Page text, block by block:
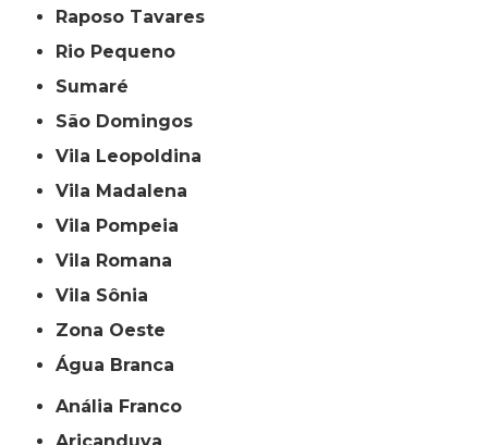
Raposo Tavares
Rio Pequeno
Sumaré
São Domingos
Vila Leopoldina
Vila Madalena
Vila Pompeia
Vila Romana
Vila Sônia
Zona Oeste
Água Branca
Anália Franco